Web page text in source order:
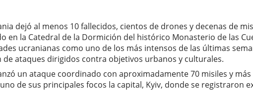
dejó al menos 10 fallecidos, cientos de drones y decenas de
la Catedral de la Dormición del histórico Monasterio de las
ucranianas como uno de los más intensos de las últimas
ataques dirigidos contra objetivos urbanos y culturales.
un ataque coordinado con aproximadamente 70 misiles y
de sus principales focos la capital, Kyiv, donde se registraron